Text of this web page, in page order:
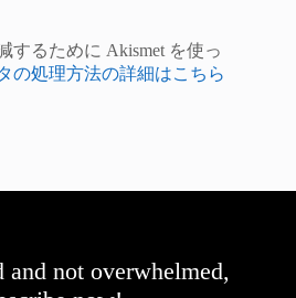
するために Akismet を使っ
の処理方法の詳細はこちら
and not overwhelmed,